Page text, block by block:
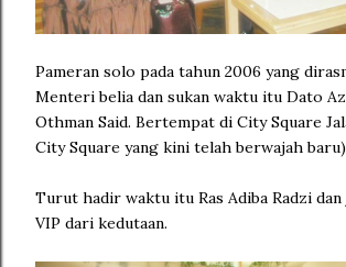
Pameran solo pada tahun 2006 yang
Menteri belia dan sukan waktu itu Dato
Othman Said. Bertempat di City Square
City Square yang kini telah berwajah baru)
Turut hadir waktu itu Ras Adiba Radzi
VIP dari kedutaan.